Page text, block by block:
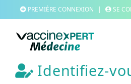
PREMIÈRE CONNEXION | SE
Identifiez-